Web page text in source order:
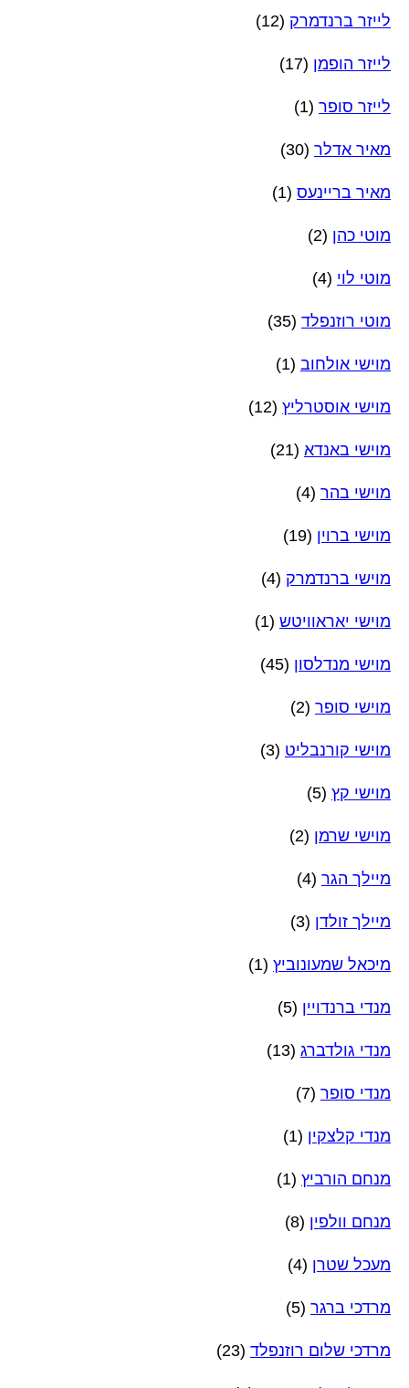
לייזר ברנדמרק (12)
לייזר הופמן (17)
לייזר סופר (1)
מאיר אדלר (30)
מאיר בריינעס (1)
מוטי כהן (2)
מוטי לוי (4)
מוטי רוזנפלד (35)
מוישי אולחוב (1)
מוישי אוסטרליץ (12)
מוישי באנדא (21)
מוישי בהר (4)
מוישי ברוין (19)
מוישי ברנדמרק (4)
מוישי יאראוויטש (1)
מוישי מנדלסון (45)
מוישי סופר (2)
מוישי קורנבליט (3)
מוישי קץ (5)
מוישי שרמן (2)
מיילך הגר (4)
מיילך זולדן (3)
מיכאל שמעונוביץ (1)
מנדי ברנדויין (5)
מנדי גולדברג (13)
מנדי סופר (7)
מנדי קלצקין (1)
מנחם הורביץ (1)
מנחם וולפין (8)
מעכל שטרן (4)
מרדכי ברגר (5)
מרדכי שלום רוזנפלד (23)